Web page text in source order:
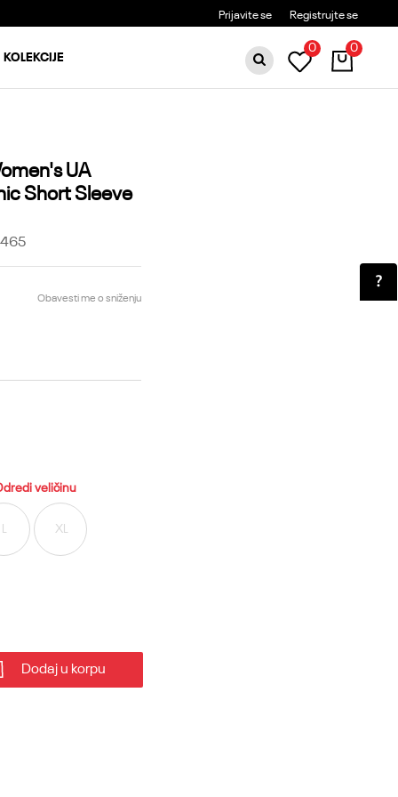
BESPLATNA DOSTAVA ZA PORUDŽBINE PREKO 6000RSD
Prijavite se Registrujte se
KOLEKCIJE 0
0
UA
Short Sleeve
Obavesti me o sniženju
veličinu
L XL
Dodaj u korpu